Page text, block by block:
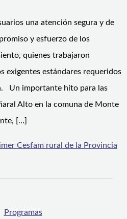
una atención segura y de
y esfuerzo de los
quienes trabajaron
exigentes estándares requeridos
Un importante hito para las
Alto en la comuna de Monte
[…]
Cesfam rural de la Provincia
Programas